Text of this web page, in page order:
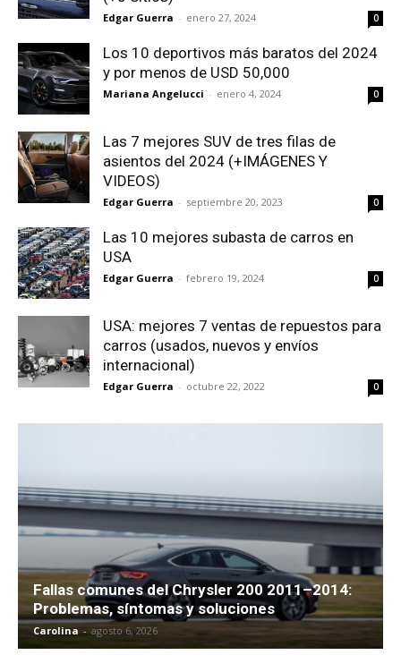
Edgar Guerra - enero 27, 2024 0
Los 10 deportivos más baratos del 2024
y por menos de USD 50,000
Mariana Angelucci - enero 4, 2024 0
Las 7 mejores SUV de tres filas de
asientos del 2024 (+IMÁGENES Y
VIDEOS)
Edgar Guerra - septiembre 20, 2023 0
Las 10 mejores subasta de carros en
USA
Edgar Guerra - febrero 19, 2024 0
USA: mejores 7 ventas de repuestos para
carros (usados, nuevos y envíos
internacional)
Edgar Guerra - octubre 22, 2022 0
Fallas comunes del Chrysler 200 2011–2014:
Problemas, síntomas y soluciones
Carolina - agosto 6, 2026